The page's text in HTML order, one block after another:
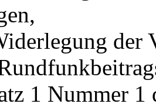
der
1 Nummer 1